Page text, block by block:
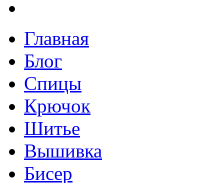
Главная
Блог
Спицы
Крючок
Шитье
Вышивка
Бисер